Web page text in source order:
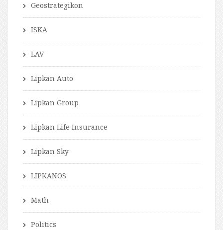
Geostrategikon
ISKA
LAV
Lipkan Auto
Lipkan Group
Lipkan Life Insurance
Lipkan Sky
LIPKANOS
Math
Politics